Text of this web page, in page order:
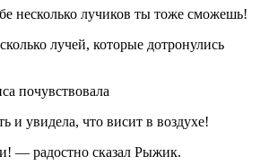
несколько лучиков ты тоже сможешь!
лучей, которые дотронулись
почувствовала
и увидела, что висит в воздухе!
— радостно сказал Рыжик.